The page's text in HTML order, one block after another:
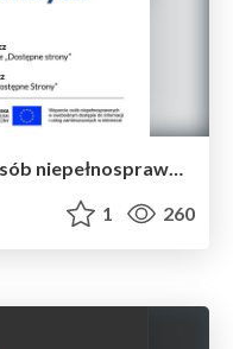
Dostępność stron www dla osób niepełnosprawnych
1 260